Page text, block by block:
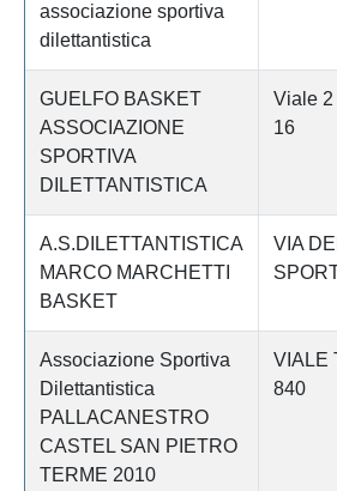
associazione sportiva
dilettantistica
GUELFO BASKET
ASSOCIAZIONE
SPORTIVA
DILETTANTISTICA
Viale 2
16
A.S.DILETTANTISTICA
MARCO MARCHETTI
BASKET
VIA
Associazione Sportiva
Dilettantistica
PALLACANESTRO
CASTEL SAN PIETRO
TERME 2010
VIALE
840